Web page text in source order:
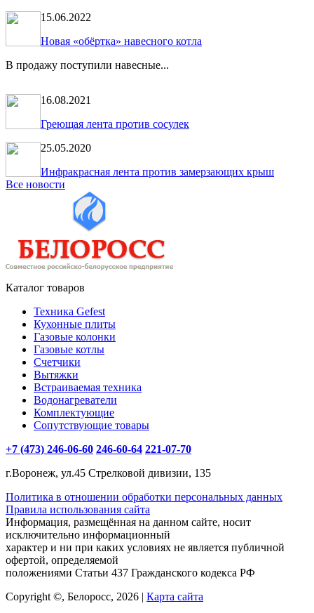
15.06.2022
Новая «обёртка» навесного котла
В продажу поступили навесные...
16.08.2021
Греющая лента против сосулек
25.05.2020
Инфракрасная лента против замерзающих крыш
Все новости
Каталог товаров
Техника Gefest
Кухонные плиты
Газовые колонки
Газовые котлы
Счетчики
Вытяжки
Встраиваемая техника
Водонагреватели
Комплектующие
Сопутствующие товары
+7 (473) 246-06-60 246-60-64 221-07-70
г.Воронеж, ул.45 Стрелковой дивизии, 135
Политика в отношении обработки персональных данных
Правила использования сайта
Информация, размещённая на данном сайте, носит
исключительно информационный
характер и ни при каких условиях не является публичной
офертой, определяемой
положениями Статьи 437 Гражданского кодекса РФ
Copyright ©, Белоросс, 2026 | Карта сайта